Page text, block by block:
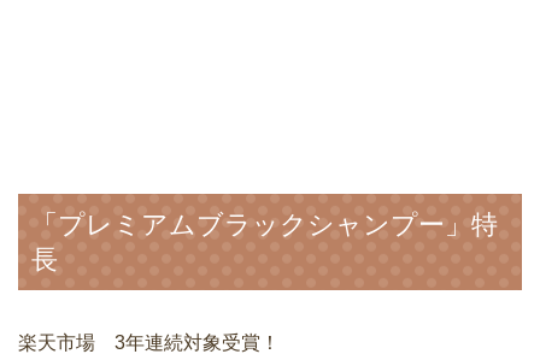
「プレミアムブラックシャンプー」特
長
楽天市場 3年連続対象受賞！